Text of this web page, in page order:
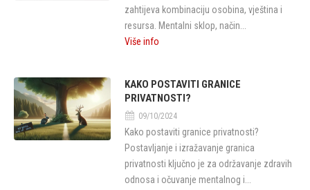
zahtijeva kombinaciju osobina, vještina i
resursa. Mentalni sklop, način...
Više info
KAKO POSTAVITI GRANICE
PRIVATNOSTI?
09/10/2024
Kako postaviti granice privatnosti?
Postavljanje i izražavanje granica
privatnosti ključno je za održavanje zdravih
odnosa i očuvanje mentalnog i...